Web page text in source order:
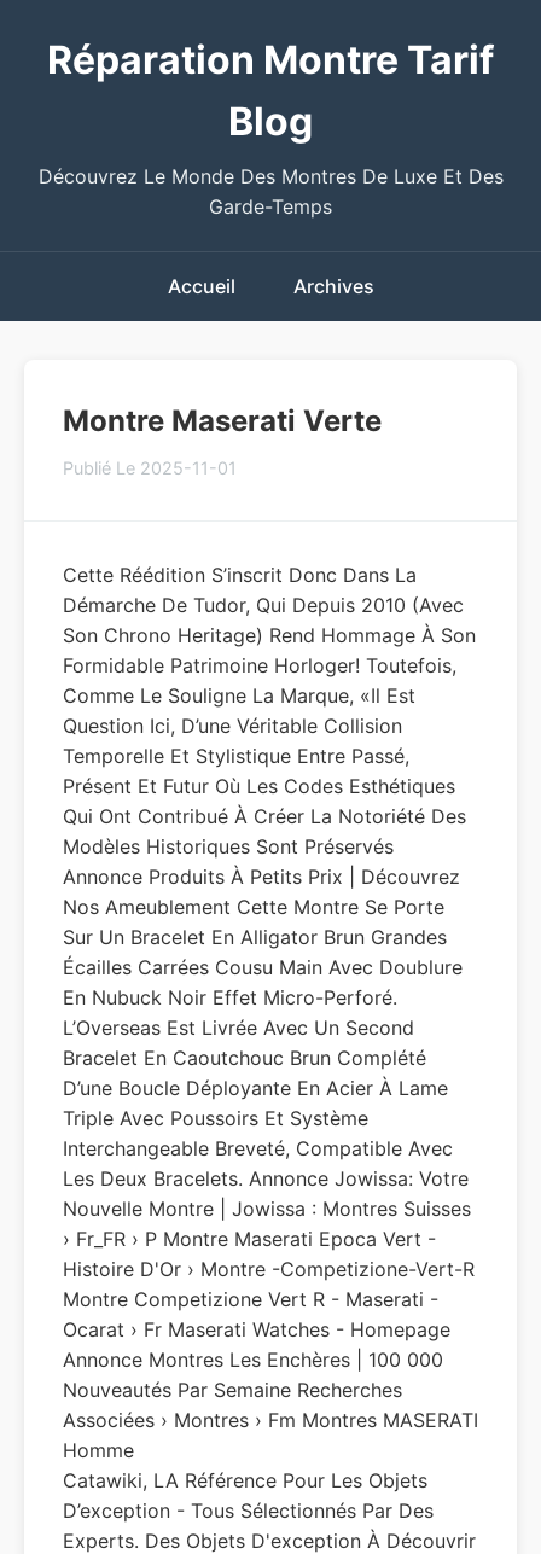
Réparation Montre Tarif
Blog
Découvrez Le Monde Des Montres De Luxe Et Des
Garde-Temps
Accueil Archives
Montre Maserati Verte
Publié Le 2025-11-01
Cette Réédition S’inscrit Donc Dans La
Démarche De Tudor, Qui Depuis 2010 (avec
Son Chrono Heritage) Rend Hommage À Son
Formidable Patrimoine Horloger! Toutefois,
Comme Le Souligne La Marque, «il Est
Question Ici, D’une Véritable Collision
Temporelle Et Stylistique Entre Passé,
Présent Et Futur Où Les Codes Esthétiques
Qui Ont Contribué À Créer La Notoriété Des
Modèles Historiques Sont Préservés
Annonce Produits À Petits Prix | Découvrez
Nos Ameublement Cette Montre Se Porte
Sur Un Bracelet En Alligator Brun Grandes
Écailles Carrées Cousu Main Avec Doublure
En Nubuck Noir Effet Micro-Perforé.
L’Overseas Est Livrée Avec Un Second
Bracelet En Caoutchouc Brun Complété
D’une Boucle Déployante En Acier À Lame
Triple Avec Poussoirs Et Système
Interchangeable Breveté, Compatible Avec
Les Deux Bracelets. Annonce Jowissa: Votre
Nouvelle Montre | Jowissa : Montres Suisses
› Fr_FR › P Montre Maserati Epoca Vert -
Histoire D'Or › Montre -competizione-Vert-R
Montre Competizione Vert R - Maserati -
Ocarat › Fr Maserati Watches - Homepage
Annonce Montres Les Enchères | 100 000
Nouveautés Par Semaine Recherches
Associées › Montres › Fm Montres MASERATI
Homme
Catawiki, LA Référence Pour Les Objets
D’exception - Tous Sélectionnés Par Des
Experts. Des Objets D'exception À Découvrir